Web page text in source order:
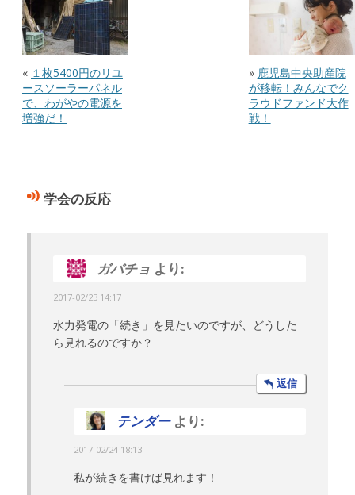
« １枚5400円のリユ
ースソーラーパネル
で、わがやの電源を
増強だ！
» 鹿児島中央助産院
が移転！みんなでク
ラウドファンド大作
戦！
学会の反応
ガバチョ より:
2017-02/23 14:17
水力発電の「続き」を見たいのですが、どうした
ら見れるのですか？
返信
テンダー より:
2017-02/24 18:13
私が続きを書けば見れます！